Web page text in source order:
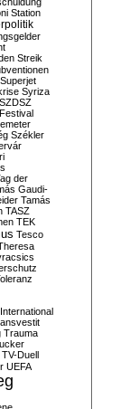
Station
Streik
Syriza
SZDSZ
Székler
der
Gaudi-
Tamás
TASZ
TEK
Tesco
Trauma
TV-Duell
UEFA